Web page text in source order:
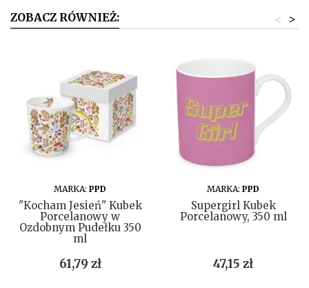
ZOBACZ RÓWNIEŻ: >
<
DO KOSZYKA
MARKA: PPD
"Kocham Jesień" Kubek
Porcelanowy w
Ozdobnym Pudełku 350
ml
Cena
61,79 zł
DO KOSZYKA
MARKA: PPD
Supergirl Kubek
Porcelanowy, 350 ml
Cena
47,15 zł